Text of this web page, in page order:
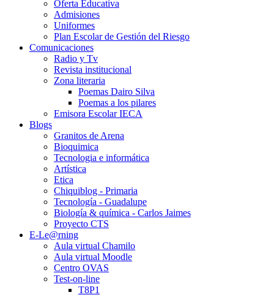
Oferta Educativa
Admisiones
Uniformes
Plan Escolar de Gestión del Riesgo
Comunicaciones
Radio y Tv
Revista institucional
Zona literaria
Poemas Dairo Silva
Poemas a los pilares
Emisora Escolar IECA
Blogs
Granitos de Arena
Bioquimica
Tecnologia e informática
Artística
Etica
Chiquiblog - Primaria
Tecnología - Guadalupe
Biología & química - Carlos Jaimes
Proyecto CTS
E-Le@rning
Aula virtual Chamilo
Aula virtual Moodle
Centro OVAS
Test-on-line
T8P1